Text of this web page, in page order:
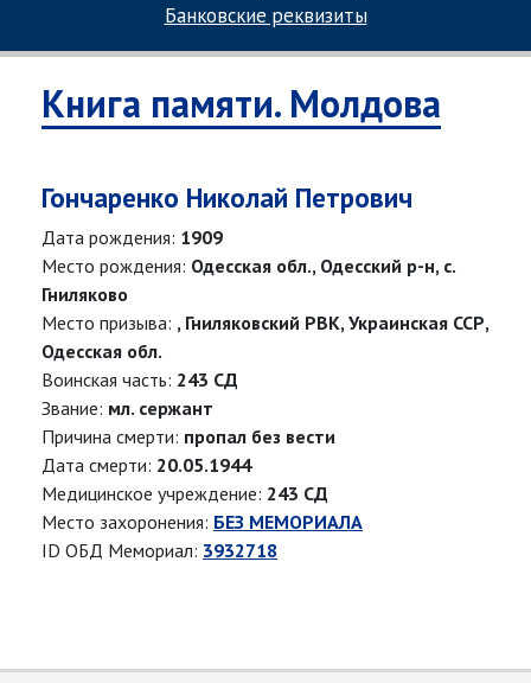
Банковские реквизиты
Книга памяти. Молдова
Гончаренко Николай Петрович
Дата рождения: 1909
Место рождения: Одесская обл., Одесский р-н, с.
Гниляково
Место призыва: , Гниляковский РВК, Украинская ССР,
Одесская обл.
Воинская часть: 243 СД
Звание: мл. сержант
Причина смерти: пропал без вести
Дата смерти: 20.05.1944
Медицинское учреждение: 243 СД
Место захоронения: БЕЗ МЕМОРИАЛА
ID ОБД Мемориал: 3932718